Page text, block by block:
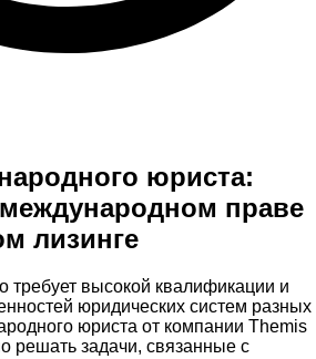
юриста:
международном праве
лизинге
требует высокой квалификации и
юридических систем разных
юриста от компании Themis
решать задачи, связанные с